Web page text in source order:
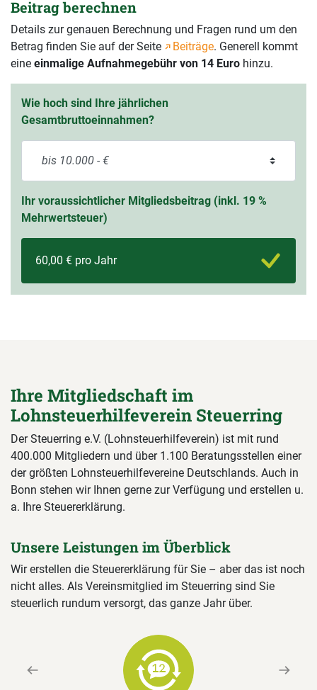
Beitrag berechnen
Details zur genauen Berechnung und Fragen rund um den
Betrag finden Sie auf der Seite
Beiträge. Generell kommt
eine einmalige Aufnahmegebühr von 14 Euro hinzu.
Wie hoch sind Ihre jährlichen
Gesamtbruttoeinnahmen?
Ihr voraussichtlicher Mitgliedsbeitrag (inkl. 19 %
Mehrwertsteuer)
60,00 € pro Jahr
Ihre Mitgliedschaft im
Lohnsteuerhilfeverein Steuerring
Der Steuerring e.V. (Lohnsteuerhilfeverein) ist mit rund
400.000 Mitgliedern und über 1.100 Beratungsstellen einer
der größten Lohnsteuerhilfevereine Deutschlands. Auch in
Bonn stehen wir Ihnen gerne zur Verfügung und erstellen u.
a. Ihre Steuererklärung.
Unsere Leistungen im Überblick
Wir erstellen die Steuererklärung für Sie – aber das ist noch
nicht alles. Als Vereinsmitglied im Steuerring sind Sie
steuerlich rundum versorgt, das ganze Jahr über.
Previous Next